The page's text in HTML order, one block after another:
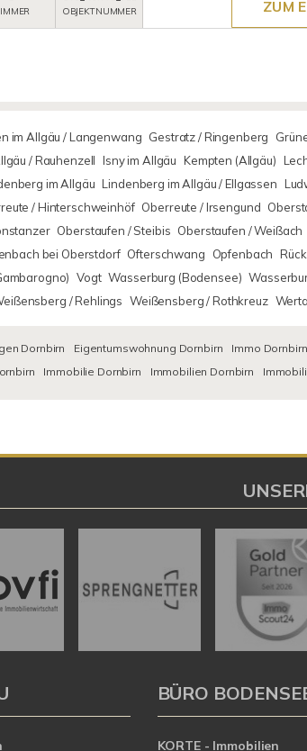
OBJEKTNUMMER
ZUM
im Allgäu / Langenwang Gestratz / Ringenberg
/ Rauhenzell Isny im Allgäu Kempten (Allgäu)
im Allgäu Lindenberg im Allgäu / Ellgassen
/ Hinterschweinhöf Oberreute / Irsengund
Oberstaufen / Steibis Oberstaufen / Weißach
bei Oberstdorf Ofterschwang Opfenbach
Vogt Wasserburg (Bodensee)
/ Rehlings Weißensberg / Rothkreuz
Dornbirn Eigentumswohnung Dornbirn Immo Dornbirn
Immobilie Dornbirn Immobilien Dornbirn
BÜRO
KORTE - Immobilien